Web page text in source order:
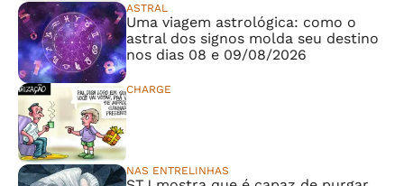
ASTRAL
Uma viagem astrológica: como o
astral dos signos molda seu destino
nos dias 08 e 09/08/2026
CHARGE
NAS ENTRELINHAS